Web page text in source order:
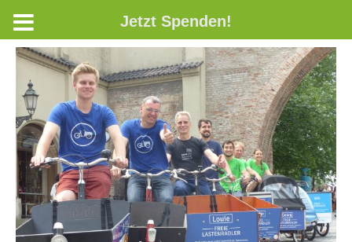
Jetzt Spenden!